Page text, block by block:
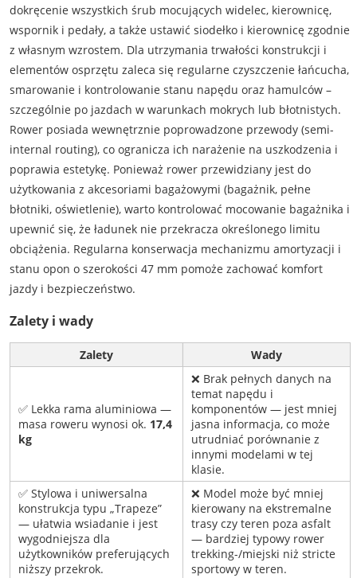
dokręcenie wszystkich śrub mocujących widelec, kierownicę,
wspornik i pedały, a także ustawić siodełko i kierownicę zgodnie
z własnym wzrostem. Dla utrzymania trwałości konstrukcji i
elementów osprzętu zaleca się regularne czyszczenie łańcucha,
smarowanie i kontrolowanie stanu napędu oraz hamulców –
szczególnie po jazdach w warunkach mokrych lub błotnistych.
Rower posiada wewnętrznie poprowadzone przewody (semi-
internal routing), co ogranicza ich narażenie na uszkodzenia i
poprawia estetykę. Ponieważ rower przewidziany jest do
użytkowania z akcesoriami bagażowymi (bagażnik, pełne
błotniki, oświetlenie), warto kontrolować mocowanie bagażnika i
upewnić się, że ładunek nie przekracza określonego limitu
obciążenia. Regularna konserwacja mechanizmu amortyzacji i
stanu opon o szerokości 47 mm pomoże zachować komfort
jazdy i bezpieczeństwo.
Zalety i wady
Zalety Wady
✅ Lekka rama aluminiowa —
masa roweru wynosi ok. 17,4
kg
❌ Brak pełnych danych na
temat napędu i
komponentów — jest mniej
jasna informacja, co może
utrudniać porównanie z
innymi modelami w tej
klasie.
✅ Stylowa i uniwersalna
konstrukcja typu „Trapeze”
— ułatwia wsiadanie i jest
wygodniejsza dla
użytkowników preferujących
niższy przekrok.
❌ Model może być mniej
kierowany na ekstremalne
trasy czy teren poza asfalt
— bardziej typowy rower
trekking-/miejski niż stricte
sportowy w teren.